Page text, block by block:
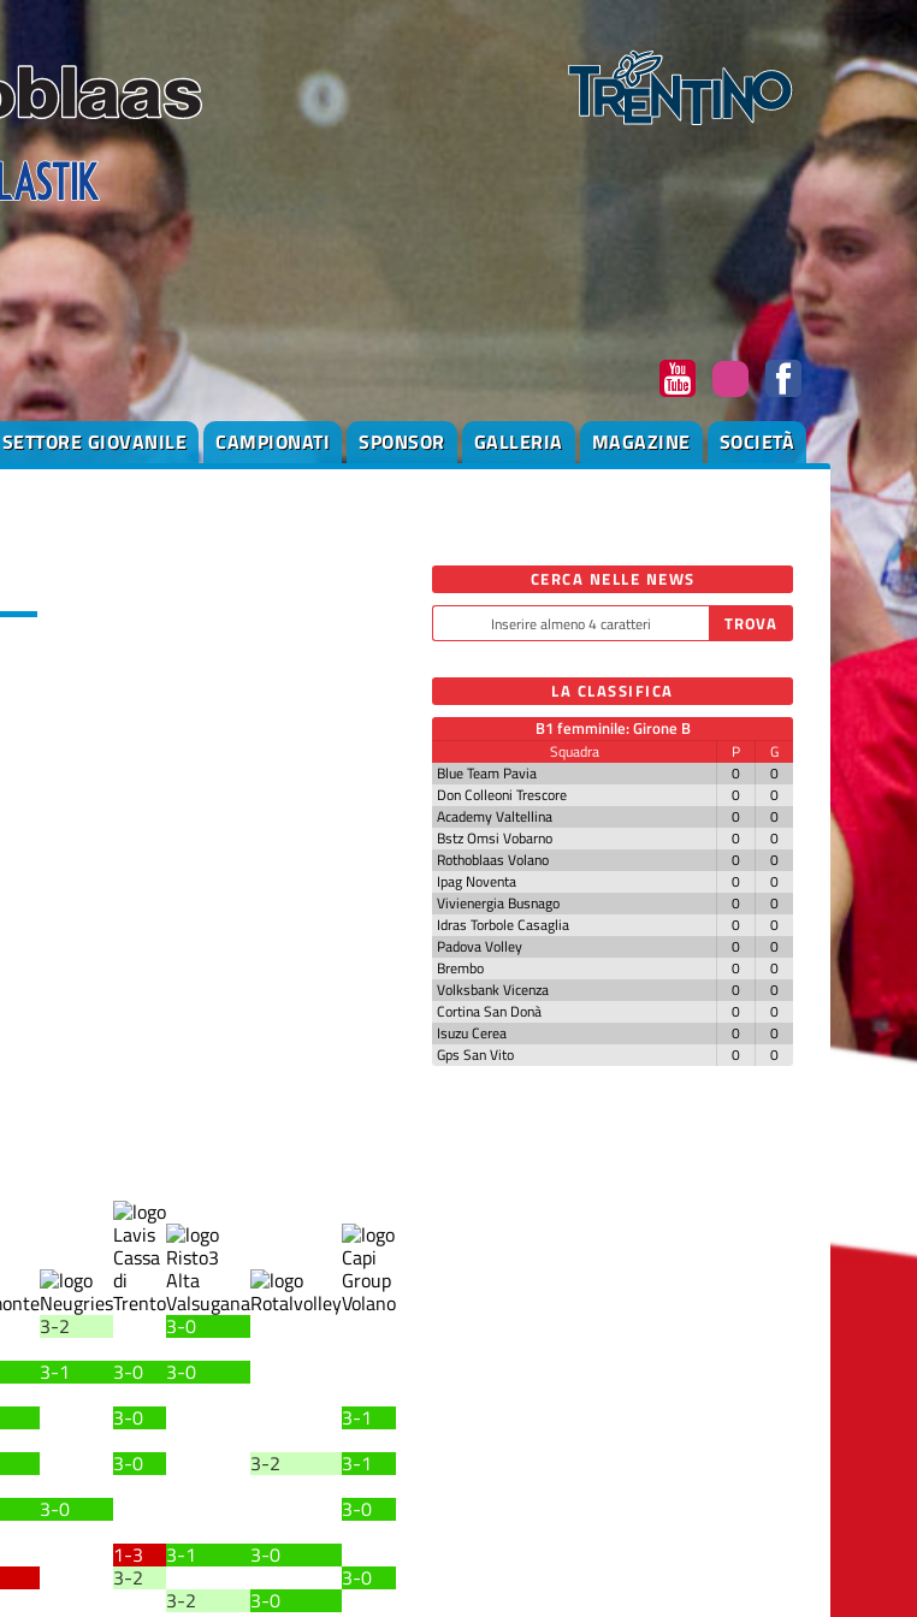
SETTORE GIOVANILE CAMPIONATI SPONSOR GALLERIA MAGAZINE SOCIETÀ
3-2
3-0
3-1 3-0
3-0
3-0
3-1
3-0 3-2
3-1
3-0
3-0
1-3 3-1 3-0
3-2 3-0
3-2 3-0
CERCA NELLE NEWS
LA CLASSIFICA
B1 femminile: Girone B
Squadra P
G
Blue Team Pavia
0
0
Don Colleoni Trescore
0
0
Academy Valtellina
0
0
Bstz Omsi Vobarno
0
0
Rothoblaas Volano
0
0
Ipag Noventa
0
0
Vivienergia Busnago
0
0
Idras Torbole Casaglia
0
0
Padova Volley
0
0
Brembo
0
0
Volksbank Vicenza
0
0
Cortina San Donà
0
0
Isuzu Cerea
0
0
Gps San Vito
0 0